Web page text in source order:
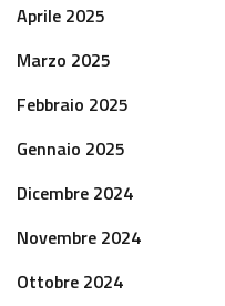
Aprile 2025
Marzo 2025
Febbraio 2025
Gennaio 2025
Dicembre 2024
Novembre 2024
Ottobre 2024